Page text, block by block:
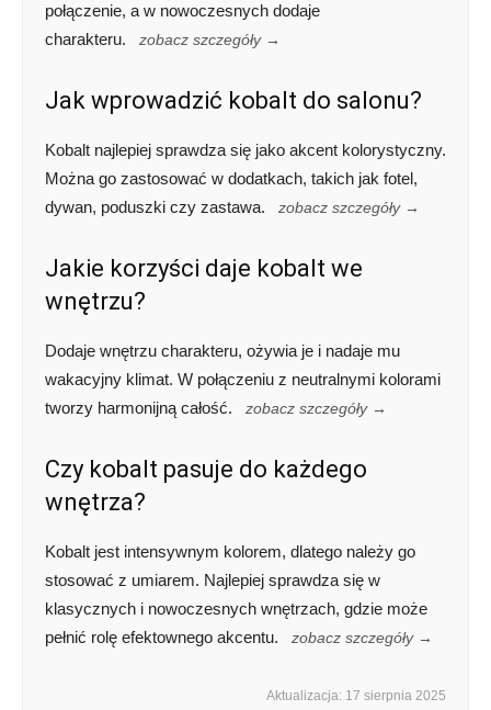
połączenie, a w nowoczesnych dodaje
charakteru.
zobacz szczegóły →
Jak wprowadzić kobalt do salonu?
Kobalt najlepiej sprawdza się jako akcent kolorystyczny.
Można go zastosować w dodatkach, takich jak fotel,
dywan, poduszki czy zastawa.
zobacz szczegóły →
Jakie korzyści daje kobalt we
wnętrzu?
Dodaje wnętrzu charakteru, ożywia je i nadaje mu
wakacyjny klimat. W połączeniu z neutralnymi kolorami
tworzy harmonijną całość.
zobacz szczegóły →
Czy kobalt pasuje do każdego
wnętrza?
Kobalt jest intensywnym kolorem, dlatego należy go
stosować z umiarem. Najlepiej sprawdza się w
klasycznych i nowoczesnych wnętrzach, gdzie może
pełnić rolę efektownego akcentu.
zobacz szczegóły →
Aktualizacja: 17 sierpnia 2025